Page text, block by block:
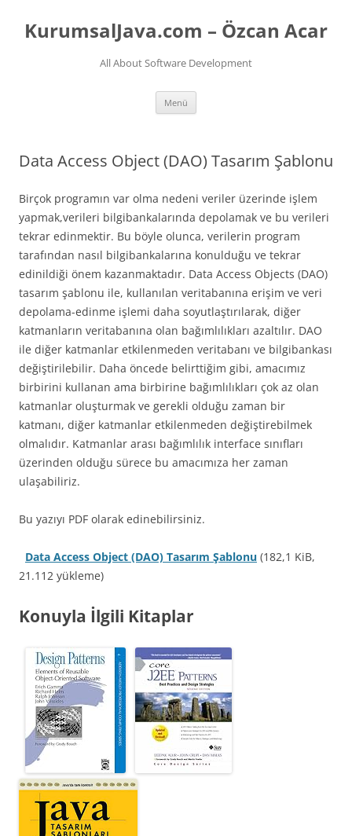
KurumsalJava.com – Özcan Acar
All About Software Development
Menü
Data Access Object (DAO) Tasarım Şablonu
Birçok programın var olma nedeni veriler üzerinde işlem
yapmak,verileri bilgibankalarında depolamak ve bu verileri
tekrar edinmektir. Bu böyle olunca, verilerin program
tarafından nasıl bilgibankalarına konulduğu ve tekrar
edinildiği önem kazanmaktadır. Data Access Objects (DAO)
tasarım şablonu ile, kullanılan veritabanına erişim ve veri
depolama-edinme işlemi daha soyutlaştırılarak, diğer
katmanların veritabanına olan bağımlılıkları azaltılır. DAO
ile diğer katmanlar etkilenmeden veritabanı ve bilgibankası
değiştirilebilir. Daha öncede belirttiğim gibi, amacımız
birbirini kullanan ama birbirine bağımlılıkları çok az olan
katmanlar oluşturmak ve gerekli olduğu zaman bir
katmanı, diğer katmanlar etkilenmeden değiştirebilmek
olmalıdır. Katmanlar arası bağımlılık interface sınıfları
üzerinden olduğu sürece bu amacımıza her zaman
ulaşabiliriz.
Bu yazıyı PDF olarak edinebilirsiniz.
Data Access Object (DAO) Tasarım Şablonu (182,1 KiB,
21.112 yükleme)
Konuyla İlgili Kitaplar